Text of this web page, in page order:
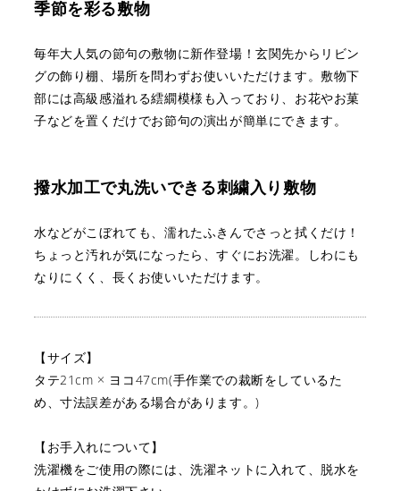
季節を彩る敷物
毎年大人気の節句の敷物に新作登場！玄関先からリビン
グの飾り棚、場所を問わずお使いいただけます。敷物下
部には高級感溢れる繧繝模様も入っており、お花やお菓
子などを置くだけでお節句の演出が簡単にできます。
撥水加工で丸洗いできる刺繍入り敷物
水などがこぼれても、濡れたふきんでさっと拭くだけ！
ちょっと汚れが気になったら、すぐにお洗濯。
しわにも
なりにくく、長くお使いいただけます。
【サイズ】
タテ21cm × ヨコ47cm(手作業での裁断をしているた
め、寸法誤差がある場合があります。)
【お手入れについて】
洗濯機をご使用の際には、洗濯ネットに入れて、脱水を